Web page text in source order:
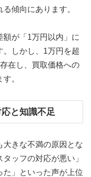
傾向にあります。
額が「1万円以内」に
しかし、1万円を超
在し、買取価格への
。
と知識不足
大きな不満の原因とな
ッフの対応が悪い」
た」といった声が上位